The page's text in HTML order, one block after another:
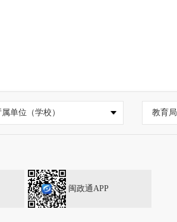
属单位（学校） 教育局
闽政通APP